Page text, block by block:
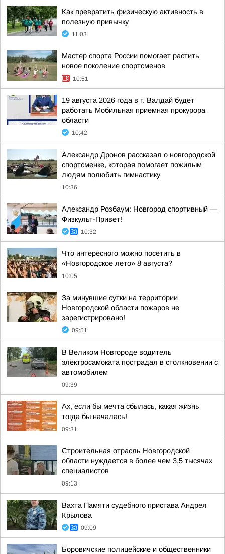
Как превратить физическую активность в
полезную привычку
11:03
Мастер спорта России помогает растить
новое поколение спортсменов
10:51
19 августа 2026 года в г. Валдай будет
работать Мобильная приемная прокурора
области
10:42
Александр Дронов рассказал о новгородской
спортсменке, которая помогает пожилым
людям полюбить гимнастику
10:36
Александр Розбаум: Новгород спортивный —
Физкульт-Привет!
10:32
Что интересного можно посетить в
«Новгородское лето» 8 августа?
10:05
За минувшие сутки на территории
Новгородской области пожаров не
зарегистрировано!
09:51
В Великом Новгороде водитель
электросамоката пострадал в столкновении с
автомобилем
09:39
Ах, если бы мечта сбылась, какая жизнь
тогда бы началась!
09:31
Строительная отрасль Новгородской
области нуждается в более чем 3,5 тысячах
специалистов
09:13
Вахта Памяти судебного пристава Андрея
Крылова
09:09
Боровичские полицейские и общественники